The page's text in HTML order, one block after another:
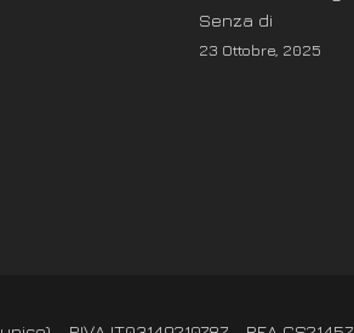
Senza di
23 Ottobre, 2025